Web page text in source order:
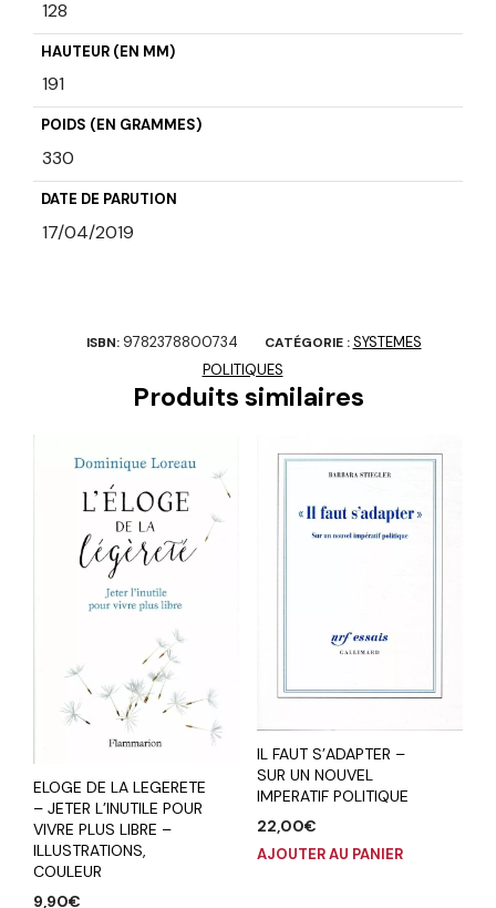
128
HAUTEUR (EN MM)
191
POIDS (EN GRAMMES)
330
DATE DE PARUTION
17/04/2019
ISBN: 9782378800734 CATÉGORIE :SYSTEMES
POLITIQUES
Produits similaires
ELOGE DE LA LEGERETE
– JETER L’INUTILE POUR
VIVRE PLUS LIBRE –
ILLUSTRATIONS,
COULEUR
9,90€
IL FAUT S’ADAPTER –
SUR UN NOUVEL
IMPERATIF POLITIQUE
22,00€
AJOUTER AU PANIER